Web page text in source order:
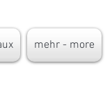
mehr - more